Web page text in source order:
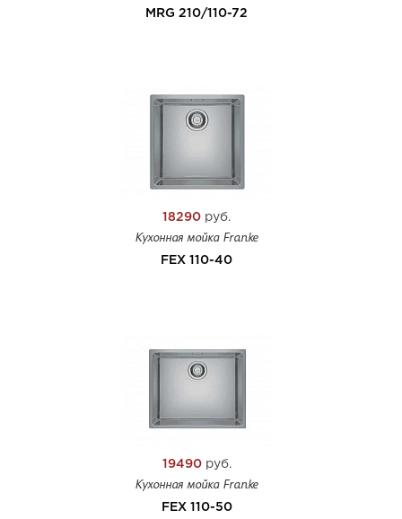
MRG 210/110-72
18290 руб.
Кухонная мойка Franke
FEX 110-40
19490руб.
Кухонная мойка Franke
FEX 110-50